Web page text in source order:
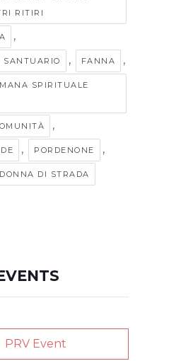
RITIRI
,
SANTUARIO , FANNA ,
SPIRITUALE
,
, PORDENONE ,
DI STRADA
PRV Event